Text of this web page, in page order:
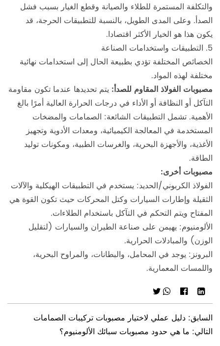
والتكلفة المستمرة للطلاء والصيانة وقطع الغيار بسبب فشل
الصدأ. وعلى المدى الطويل، بالنسبة للتطبيقات الحرجة، قد
يكون هذا هو الخيار الأكثر اقتصادا.
5. التطبيقات واستخدامات الصناعة
الخصائص المختلفة تؤدي بطبيعة الحال إلى استخدامات نهائية
مختلفة لهذه المواد.
مصبوبات الفولاذ المقاوم للصدأ: يتم تحديدها عندما تكون مقاومة
التآكل أو النظافة أو الأداء في درجات الحرارة العالية أمرًا بالغ
الأهمية. تشمل التطبيقات الشائعة: الصمامات والمضخات
المستخدمة في المعالجة الكيميائية، ومعدات الأدوية وتجهيز
الأغذية، والأجهزة البحرية، والغرسات الطبية، ومكونات توليد
الطاقة.
مصبوبات أخرى:
الفولاذ الكربوني/الحديد: يستخدم في التطبيقات الهيكلية والآلات
الثقيلة وإطارات السيارات وكتل المحركات حيث تكون القوة هي
المفتاح ويتم التحكم في التآكل باستخدام الطلاءات.
الألومنيوم: يهيمن على صناعة الطيران والسيارات (لتقليل
الوزن) والمبادلات الحرارية.
البرونز: يوجد في المحامل، والبطانات، والمراوح البحرية،
واللمسات المعمارية.
السابق: دليل عملي لاختيار مصبوبات تركيبات الصمامات
التالي: ما هي حدود مصبوبات سبائك الألومنيوم؟